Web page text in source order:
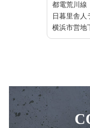
都電荒川線
日暮里舎人
横浜市営地